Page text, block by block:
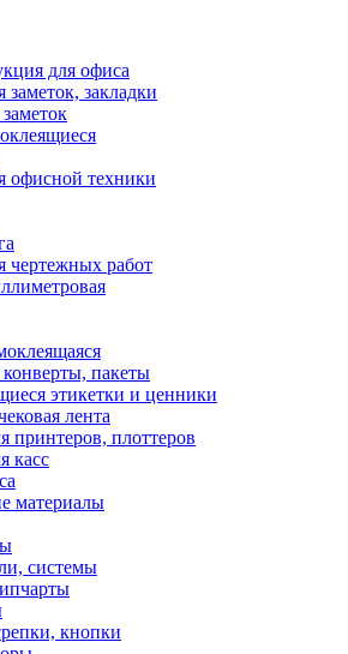
для офиса
заметок, закладки
офисной техники
чертежных работ
пакеты
этикетки и ценники
лента
принтеров, плоттеров
касс
материалы
системы
кнопки